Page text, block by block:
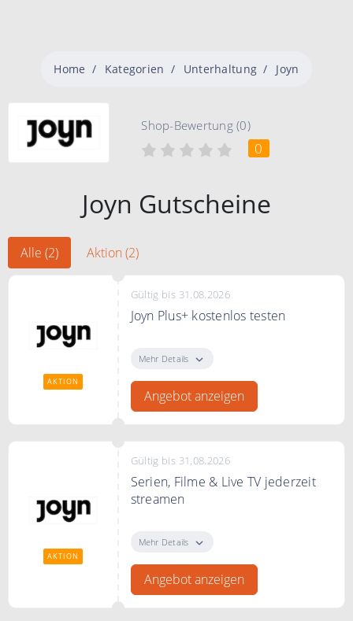
Home Kategorien Unterhaltung Joyn
Shop-Bewertung (0)
0
Joyn Gutscheine
Alle (2) Aktion (2)
AKTION
Gültig bis 31.08.2026
Joyn Plus+ kostenlos testen
Plus kostenlos.
Mehr Details
Angebot anzeigen
AKTION
Gültig bis 31.08.2026
Serien, Filme & Live TV jederzeit
streamen
streamen bei Joyn
Mehr Details
Angebot anzeigen